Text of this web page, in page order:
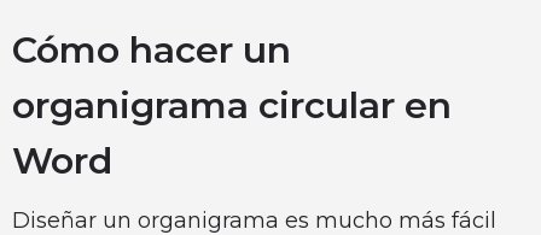
Cómo hacer un
organigrama circular en
Word
Diseñar un organigrama es mucho más fácil